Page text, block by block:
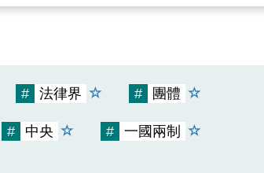
# 法律界 # 團體
# 中央 # 一國兩制